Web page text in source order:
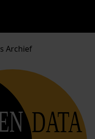
Archief
DATA